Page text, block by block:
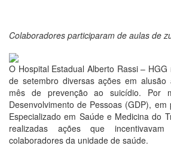
Colaboradores participaram de aulas de
O Hospital Estadual Alberto Rassi –
de setembro diversas ações em alusão
mês de prevenção ao suicídio. Por
Desenvolvimento de Pessoas (GDP),
Especializado em Saúde e Medicina do
realizadas ações que
colaboradores da unidade de saúde.